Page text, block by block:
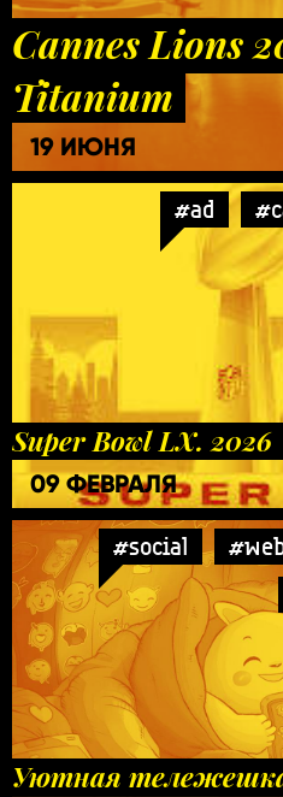
Cannes Lions
Titanium
19 ИЮНЯ
#ad
Super Bowl LX. 2026
09 ФЕВРАЛЯ
#social
Уютная